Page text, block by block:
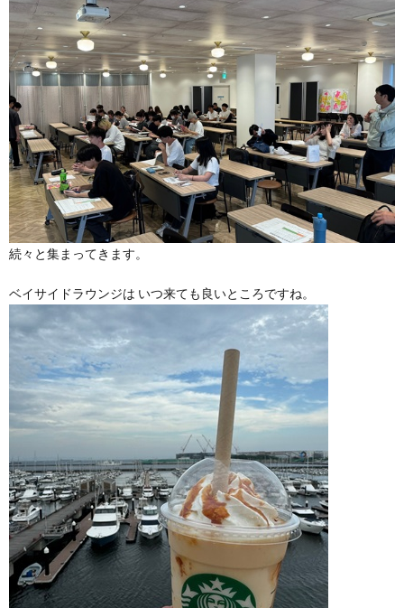
続々と集まってきます。
ベイサイドラウンジは いつ来ても良いところですね。